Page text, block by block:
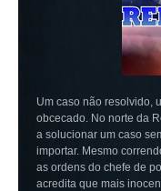
Um caso não resolvido,
obcecado. No norte da
a solucionar um caso
importar. Mesmo
as ordens do chefe de
acredita que mais